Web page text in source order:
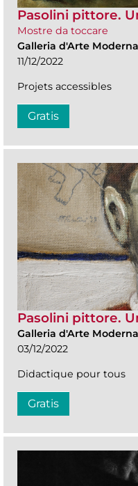
Pasolini pittore.
Mostre da toccare
Galleria d'Arte Moderna
11/12/2022
Projets accessibles
Gratis
Pasolini pittore.
Galleria d'Arte Moderna
03/12/2022
Didactique pour tous
Gratis